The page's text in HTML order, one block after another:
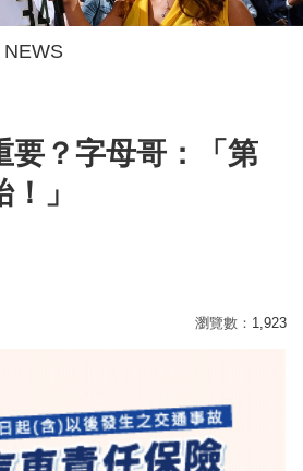
NEWS
要？字母哥：「第
」
瀏覽數： 1,923